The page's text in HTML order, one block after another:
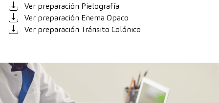
Ver preparación Pielografía
Ver preparación Enema Opaco
Ver preparación Tránsito Colónico